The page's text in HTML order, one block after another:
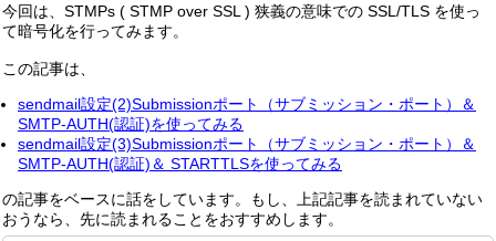
今回は、STMPs ( STMP over SSL ) 狭義の意味での SSL/TLS を使っ
て暗号化を行ってみます。
この記事は、
sendmail設定(2)Submissionポート（サブミッション・ポート）＆
SMTP-AUTH(認証)を使ってみる
sendmail設定(3)Submissionポート（サブミッション・ポート）＆
SMTP-AUTH(認証)＆ STARTTLSを使ってみる
の記事をベースに話をしています。もし、上記記事を読まれていない
おうなら、先に読まれることをおすすめします。